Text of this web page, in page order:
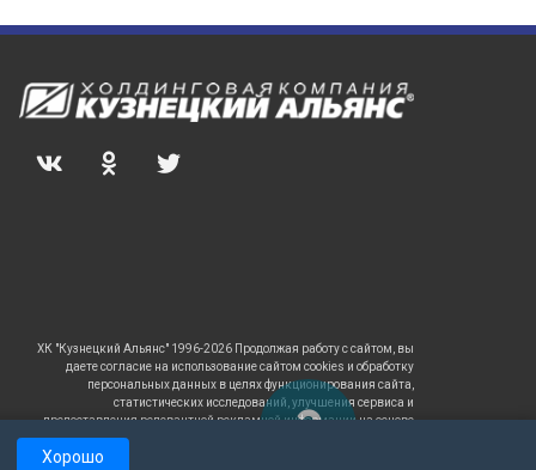
Хорошо
ХК "Кузнецкий Альянс" 1996-2026 Продолжая работу с сайтом, вы
даете согласие на использование сайтом cookies и обработку
персональных данных в целях функционирования сайта,
статистических исследований, улучшения сервиса и
предоставления релевантной рекламной информации на основе